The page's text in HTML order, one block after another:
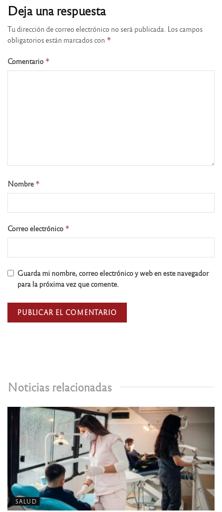
Noticias relacionadas
SALUD
Deja una respuesta
Tu dirección de correo electrónico no será publicada. Los campos
obligatorios están marcados con *
Comentario *
Nombre *
Correo electrónico *
Guarda mi nombre, correo electrónico y web en este navegador
para la próxima vez que comente.